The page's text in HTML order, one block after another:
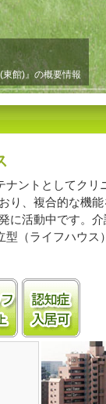
館)』の概要情報
ントとしてクリ
り、複合的な機
に活動中です。
（ライフハウス
ク併(隣)接
2.0:1以上の手